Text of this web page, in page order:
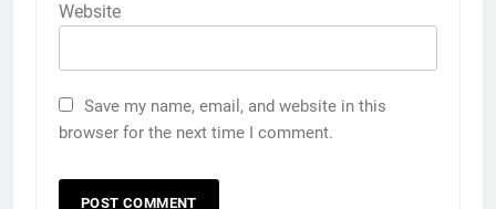
Website
Save my name, email, and website in this
browser for the next time I comment.